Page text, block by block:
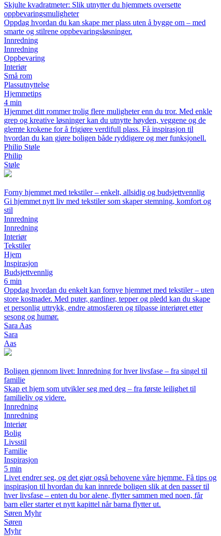
Skjulte kvadratmeter: Slik utnytter du hjemmets oversette
oppbevaringsmuligheter
Oppdag hvordan du kan skape mer plass uten å bygge om – med
smarte og stilrene oppbevaringsløsninger.
Innredning
Innredning
Oppbevaring
Interiør
Små rom
Plassutnyttelse
Hjemmetips
4 min
Hjemmet ditt rommer trolig flere muligheter enn du tror. Med enkle
grep og kreative løsninger kan du utnytte høyden, veggene og de
glemte krokene for å frigjøre verdifull plass. Få inspirasjon til
hvordan du kan gjøre boligen både ryddigere og mer funksjonell.
Philip Støle
Philip
Støle
Forny hjemmet med tekstiler – enkelt, allsidig og budsjettvennlig
Gi hjemmet nytt liv med tekstiler som skaper stemning, komfort og
stil
Innredning
Innredning
Interiør
Tekstiler
Hjem
Inspirasjon
Budsjettvennlig
6 min
Oppdag hvordan du enkelt kan fornye hjemmet med tekstiler – uten
store kostnader. Med puter, gardiner, tepper og pledd kan du skape
et personlig uttrykk, endre atmosfæren og tilpasse interiøret etter
sesong og humør.
Sara Aas
Sara
Aas
Boligen gjennom livet: Innredning for hver livsfase – fra singel til
familie
Skap et hjem som utvikler seg med deg – fra første leilighet til
familieliv og videre.
Innredning
Innredning
Interiør
Bolig
Livsstil
Familie
Inspirasjon
5 min
Livet endrer seg, og det gjør også behovene våre hjemme. Få tips og
inspirasjon til hvordan du kan innrede boligen slik at den passer til
hver livsfase – enten du bor alene, flytter sammen med noen, får
barn eller starter et nytt kapittel når barna flytter ut.
Søren Myhr
Søren
Myhr